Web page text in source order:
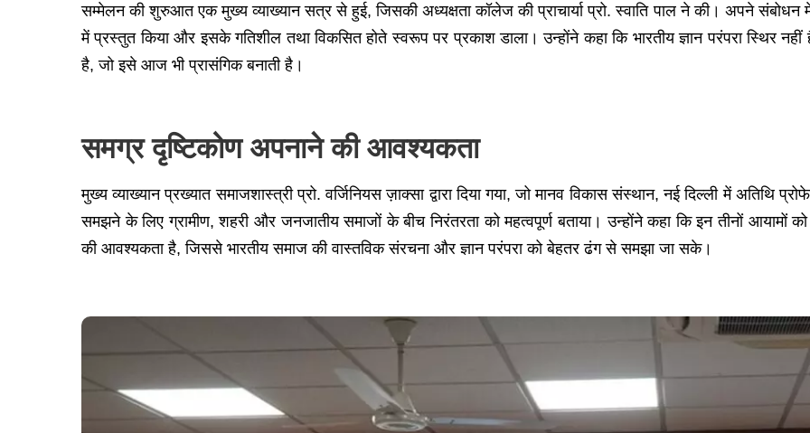
सम्मेलन की शुरुआत एक मुख्य व्याख्यान सत्र से हुई, जिसकी अध्यक्षता कॉलेज की प्राचार्या प्रो. स्वाति पाल ने की। अपने संबोधन में
में प्रस्तुत किया और इसके गतिशील तथा विकसित होते स्वरूप पर प्रकाश डाला। उन्होंने कहा कि भारतीय ज्ञान परंपरा स्थिर
है, जो इसे आज भी प्रासंगिक बनाती है।
समग्र दृष्टिकोण अपनाने की आवश्यकता
मुख्य व्याख्यान प्रख्यात समाजशास्त्री प्रो. वर्जिनियस ज़ाक्सा द्वारा दिया गया, जो मानव विकास संस्थान, नई दिल्ली में अतिथि
समझने के लिए ग्रामीण, शहरी और जनजातीय समाजों के बीच निरंतरता को महत्वपूर्ण बताया। उन्होंने कहा कि इन तीनों
की आवश्यकता है, जिससे भारतीय समाज की वास्तविक संरचना और ज्ञान परंपरा को बेहतर ढंग से समझा जा सके।